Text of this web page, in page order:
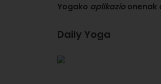
Yogako aplikazioonenak
Daily Yoga